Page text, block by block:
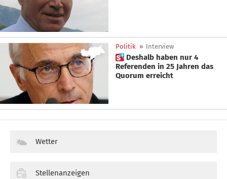
Politik » Interview
 Deshalb haben nur 4
Referenden in 25 Jahren das
Quorum erreicht
Wetter
Stellenanzeigen